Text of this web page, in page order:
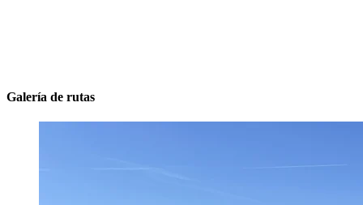
Galería de rutas